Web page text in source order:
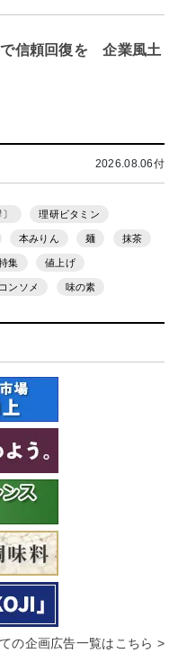
信頼回復を 企業風土
2026.08.06付
理研ビタミン
本みりん 麺 抹茶
集 値上げ
コンソメ 味の素
の企画広告一覧はこちら >